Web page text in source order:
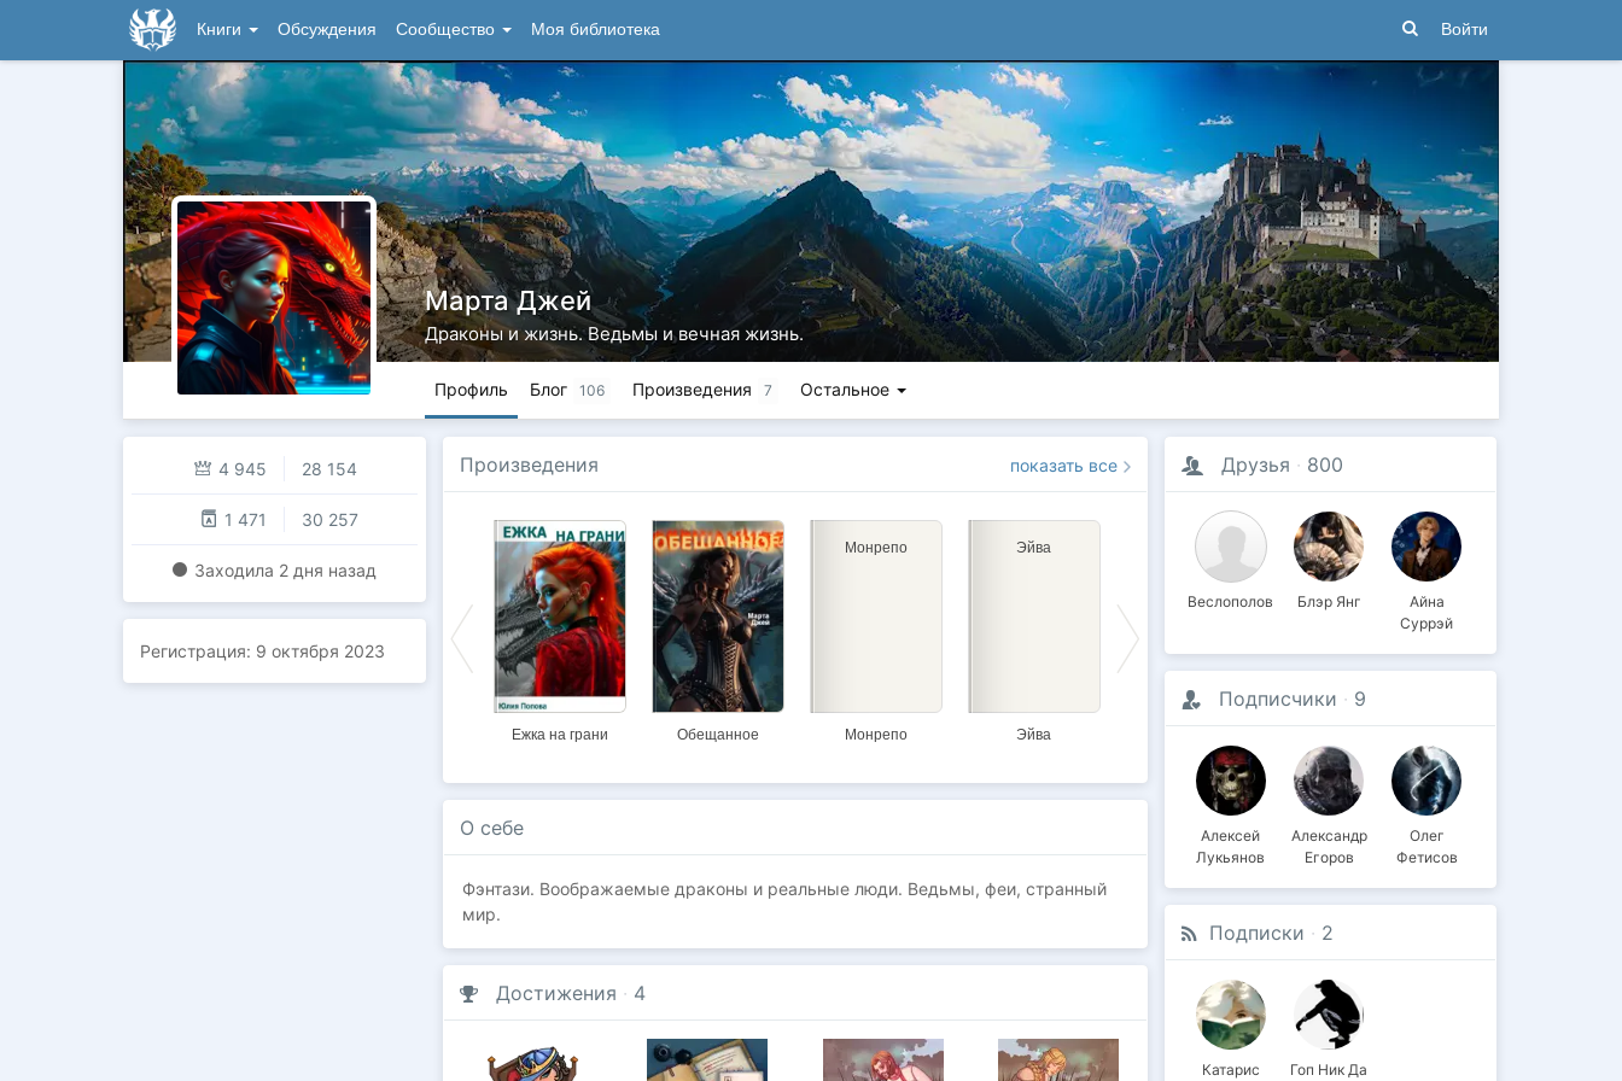
Книги Обсуждения Сообщество Моя библиотека Войти
Марта Джей
Драконы и жизнь. Ведьмы и вечная жизнь.
Профиль Блог 106 Произведения 7 Остальное
4 945 28 154
1 471 30 257
Заходилa 2 дня назад
Регистрация: 9 октября 2023
Произведения показать все
Ежка на грани Обещанное
Монрепо
Монрепо
Эйва
Эйва
макрель.
О себе
Фэнтази. Воображаемые драконы и реальные люди. Ведьмы, феи, странный
мир.
Достижения · 4
Друзья · 800
Веслополов Блэр Янг
Айна
Суррэй
Подписчики · 9
Алексей
Лукьянов
Александр
Егоров
Олег
Фетисов
Подписки · 2
Катарис Гоп Ник Да